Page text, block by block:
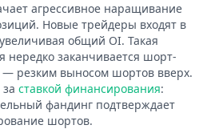
агрессивное наращивание
Новые трейдеры входят в
общий OI. Такая
нередко заканчивается шорт-
— резким выносом шортов вверх.
заставкой финансирования:
фандинг подтверждает
шортов.